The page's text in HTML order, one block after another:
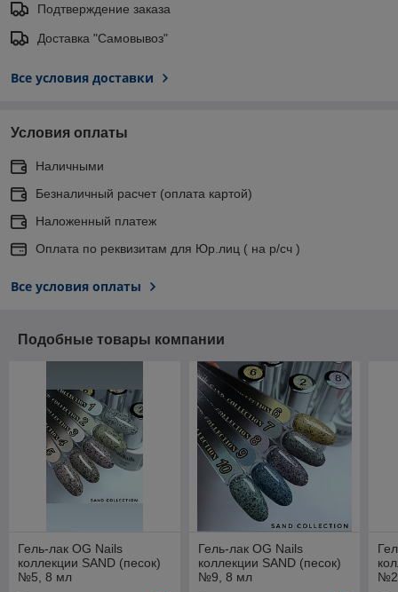
Подтверждение заказа
Доставка "Самовывоз"
Все условия доставки
Условия оплаты
Наличными
Безналичный расчет (оплата картой)
Наложенный платеж
Оплата по реквизитам для Юр.лиц ( на р/сч )
Все условия оплаты
Подобные товары компании
Гель-лак OG Nails
коллекции SAND (песок)
№5, 8 мл
Гель-лак OG Nails
коллекции SAND (песок)
№9, 8 мл